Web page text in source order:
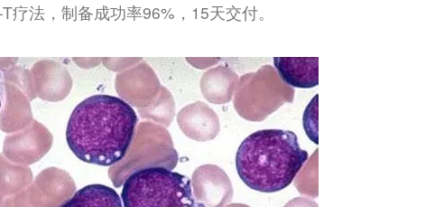
法，制备成功率96%，15天交付。